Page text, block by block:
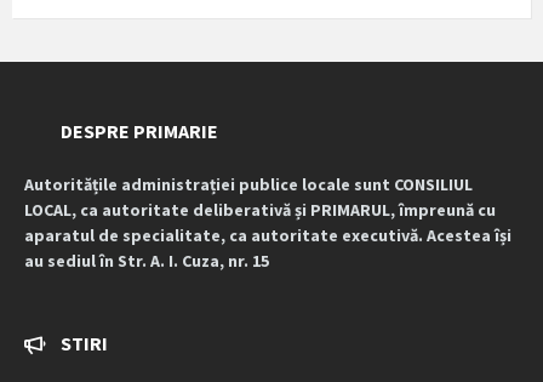
DESPRE PRIMARIE
Autoritățile administrației publice locale sunt CONSILIUL
LOCAL, ca autoritate deliberativă și PRIMARUL, împreună cu
aparatul de specialitate, ca autoritate executivă. Acestea își
au sediul în Str. A. I. Cuza, nr. 15
STIRI